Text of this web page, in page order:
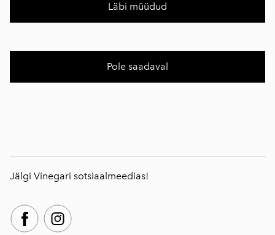
Läbi müüdud
Pole saadaval
Jälgi Vinegari sotsiaalmeedias!